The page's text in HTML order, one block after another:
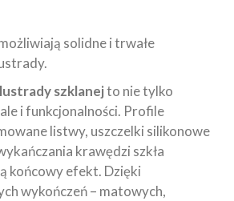
solidne i trwałe
szklanejto nie tylko
i funkcjonalności. Profile
listwy, uszczelki silikonowe
krawędzi szkła
końcowy efekt. Dzięki
wykończeń – matowych,